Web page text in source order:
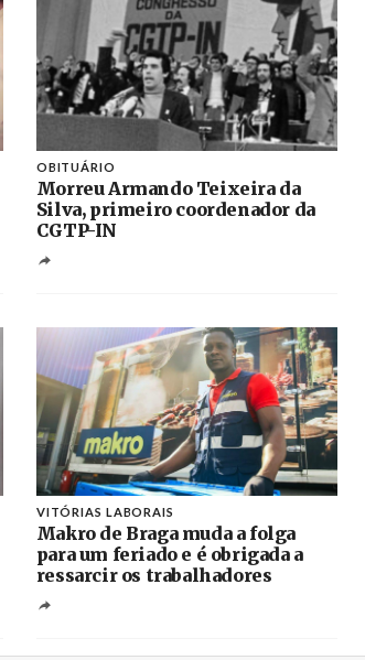
OBITUÁRIO
Morreu Armando Teixeira da
Silva, primeiro coordenador da
CGTP-IN
VITÓRIAS LABORAIS
Makro de Braga muda a folga
para um feriado e é obrigada a
ressarcir os trabalhadores